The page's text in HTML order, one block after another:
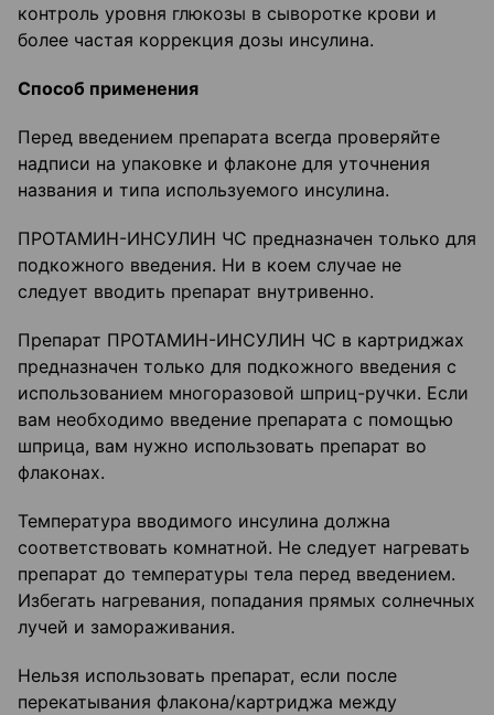
контроль уровня глюкозы в сыворотке крови и
более частая коррекция дозы инсулина.
Способ применения
Перед введением препарата всегда проверяйте
надписи на упаковке и флаконе для уточнения
названия и типа используемого инсулина.
ПРОТАМИН-ИНСУЛИН ЧС предназначен только для
подкожного введения. Ни в коем случае не
следует вводить препарат внутривенно.
Препарат ПРОТАМИН-ИНСУЛИН ЧС в картриджах
предназначен только для подкожного введения с
использованием многоразовой шприц-ручки. Если
вам необходимо введение препарата с помощью
шприца, вам нужно использовать препарат во
флаконах.
Температура вводимого инсулина должна
соответствовать комнатной. Не следует нагревать
препарат до температуры тела перед введением.
Избегать нагревания, попадания прямых солнечных
лучей и замораживания.
Нельзя использовать препарат, если после
перекатывания флакона/картриджа между